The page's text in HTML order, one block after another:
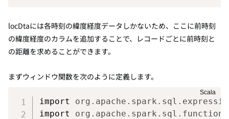
locDtaには各時刻の緯度経度データしかないため、ここに前時刻
の緯度経度のカラムを追加することで、レコードごとに前時刻と
の距離を求めることができます。
まずウィンドウ関数を次のように定義します。
import org . apache . spark . sql .
import
org . apache . spark . sql . functions